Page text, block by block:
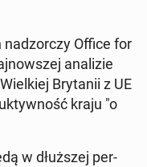
Office for
ana­li­zie
Bry­ta­nii z UE
kraju "o
w dłuż­szej per­